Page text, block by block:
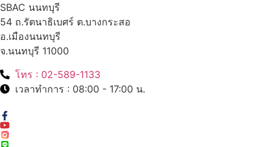
SBAC นนทบุรี
54 ถ.รัตนาธิเบศร์ ต.บางกระสอ
อ.เมืองนนทบุรี
จ.นนทบุรี 11000
โทร : 02-589-1133
เวลาทำการ : 08:00 - 17:00 น.